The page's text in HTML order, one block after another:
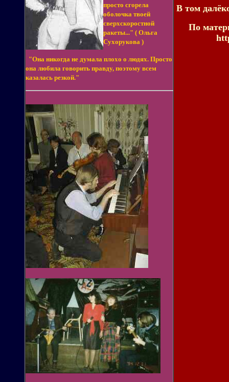
просто сгорела
оболочка твоей
сверхскоростной
ракеты..." ( Ольга
Сухорукова )
"Она никогда не думала плохо о людях. Просто
она любила говорить правду, поэтому всем
казалась резкой."
В том
По